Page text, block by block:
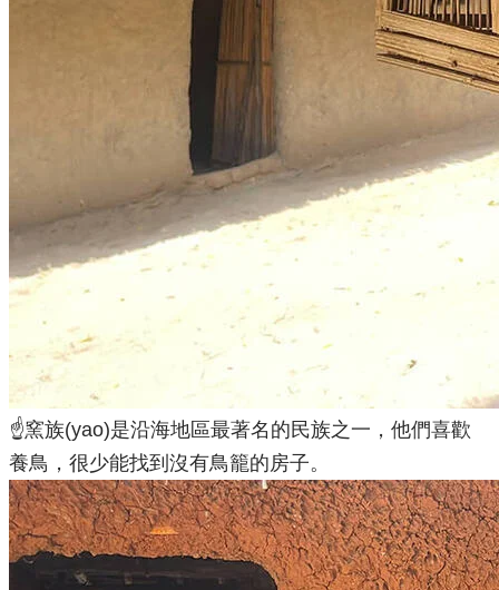
☝️窯族(yao)是沿海地區最著名的民族之一，他們喜歡
養鳥，很少能找到沒有鳥籠的房子。